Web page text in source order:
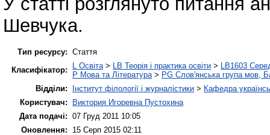
Шевчука.
Тип ресурсу: Стаття
Класифікатор:
L Освіта > LB Теорія і практика освіти > LB1603
P Мова та Література > PG Слов'янська група мов,
Відділи:
Інститут філології і журналістики > Кафедра
Користувач:
Виктория Игоревна Пустохина
Дата подачі: 07 Груд 2011 10:05
Оновлення:
15 Серп 2015 02:11